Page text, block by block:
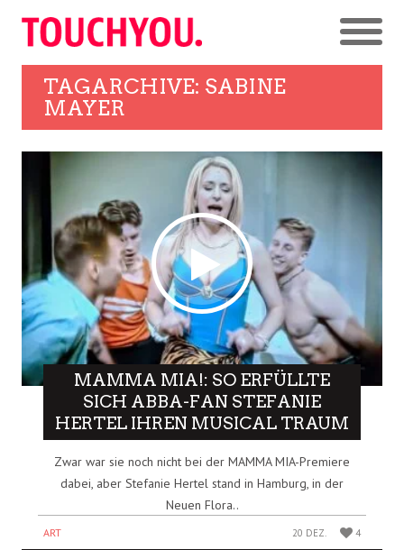
TAGARCHIVE: SABINE
MAYER
MAMMA MIA!: SO ERFÜLLTE
SICH ABBA-FAN STEFANIE
HERTEL IHREN MUSICAL TRAUM
Zwar war sie noch nicht bei der MAMMA MIA-Premiere
dabei, aber Stefanie Hertel stand in Hamburg, in der
Neuen Flora..
ART 20 DEZ. 4